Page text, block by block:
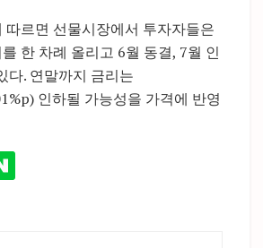
따르면 선물시장에서 투자자들은
한 차례 올리고 6월 동결, 7월 인
다. 연말까지 금리는
인하될 가능성을 가격에 반영